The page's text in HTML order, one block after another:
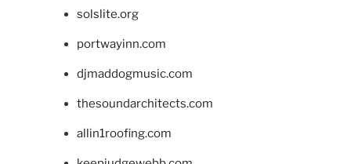
solslite.org
portwayinn.com
djmaddogmusic.com
thesoundarchitects.com
allin1roofing.com